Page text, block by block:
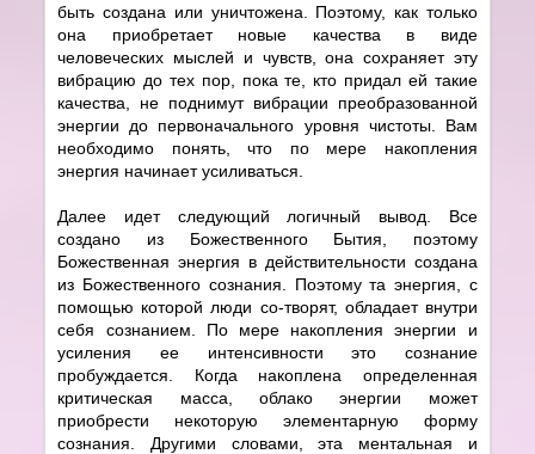
быть создана или уничтожена. Поэтому, как только
она приобретает новые качества в виде
человеческих мыслей и чувств, она сохраняет эту
вибрацию до тех пор, пока те, кто придал ей такие
качества, не поднимут вибрации преобразованной
энергии до первоначального уровня чистоты. Вам
необходимо понять, что по мере накопления
энергия начинает усиливаться.
Далее идет следующий логичный вывод. Все
создано из Божественного Бытия, поэтому
Божественная энергия в действительности создана
из Божественного сознания. Поэтому та энергия, с
помощью которой люди со-творят, обладает внутри
себя сознанием. По мере накопления энергии и
усиления ее интенсивности это сознание
пробуждается. Когда накоплена определенная
критическая масса, облако энергии может
приобрести некоторую элементарную форму
сознания. Другими словами, эта ментальная и